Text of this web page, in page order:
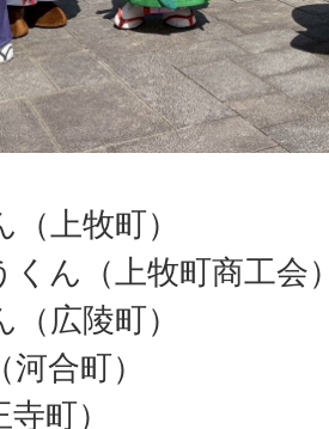
上牧町）
くん（上牧町商工会
広陵町）
合町）
町）